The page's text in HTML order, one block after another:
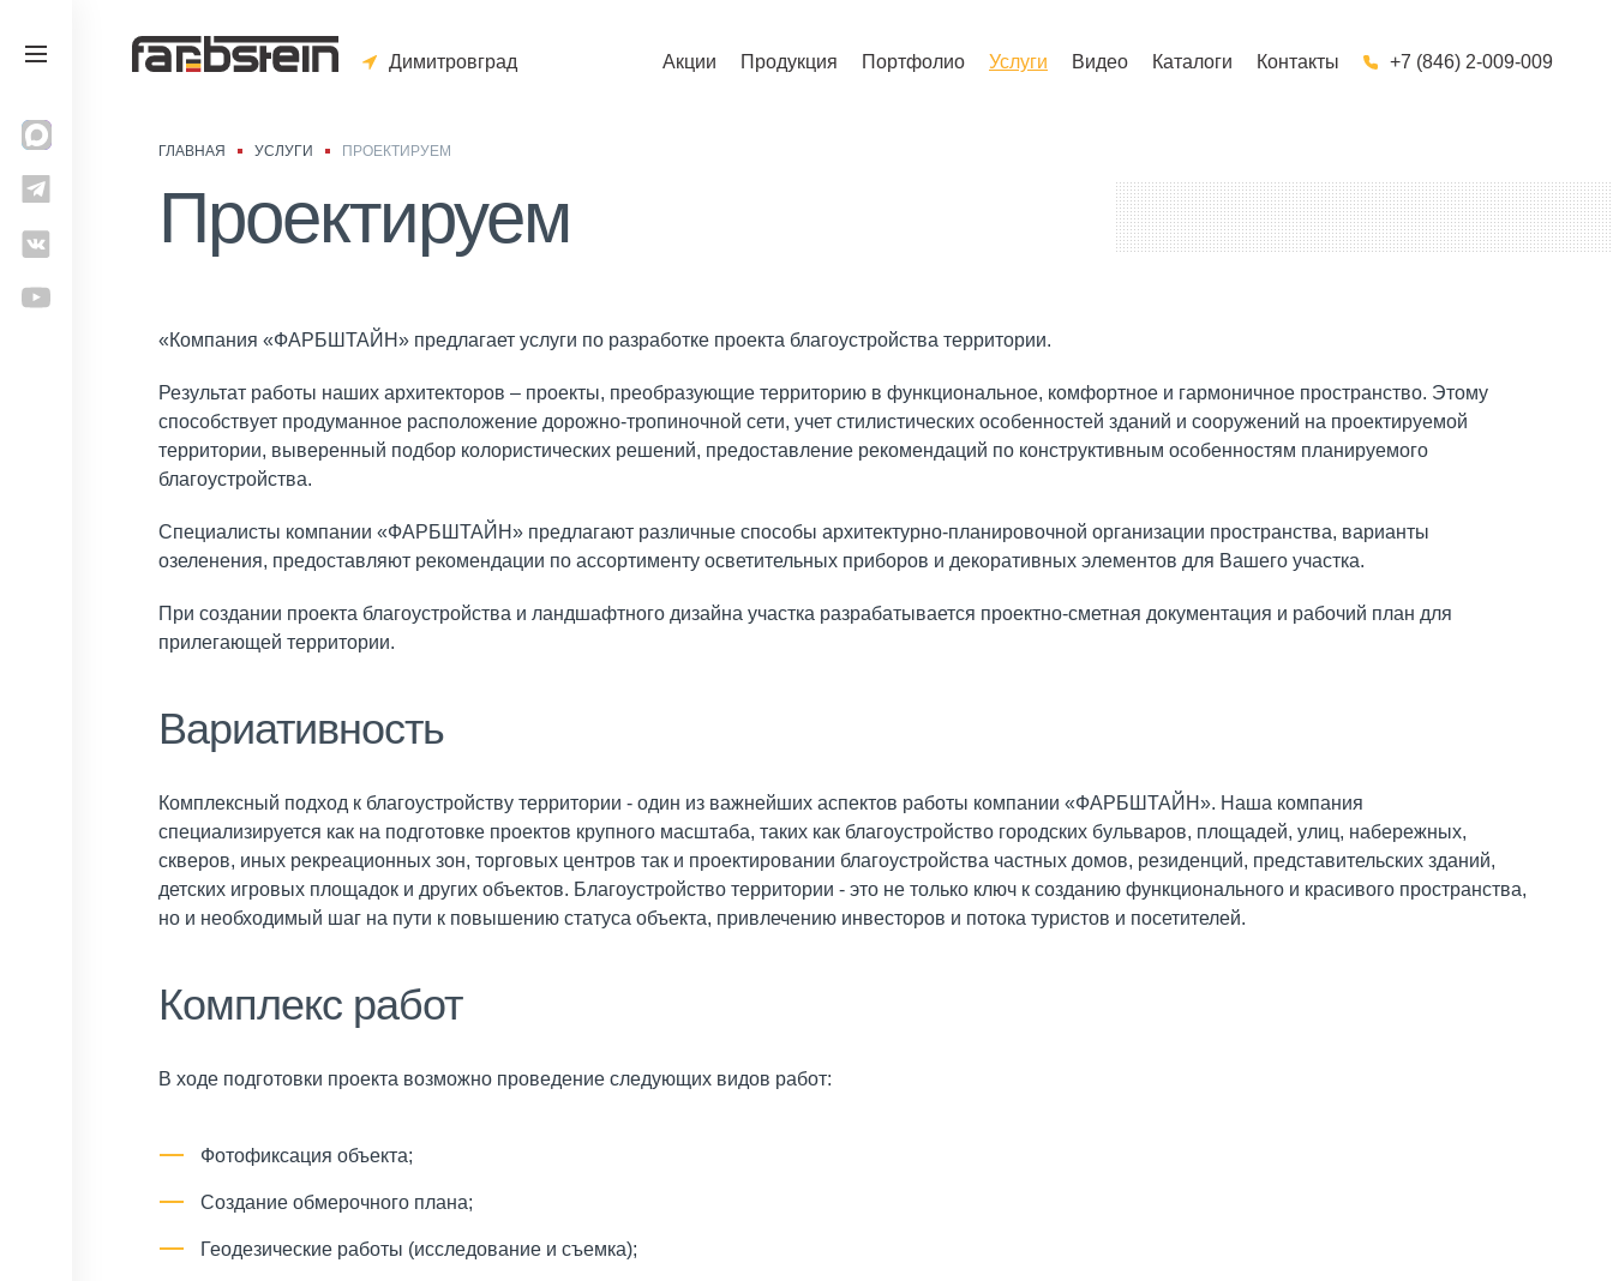
Димитровград Акции Продукция Портфолио Услуги Видео Каталоги Контакты +7 (846) 2-009-009
ГЛАВНАЯ УСЛУГИ ПРОЕКТИРУЕМ
Проектируем
«Компания «ФАРБШТАЙН» предлагает услуги по разработке проекта благоустройства территории.
Результат работы наших архитекторов – проекты, преобразующие территорию в функциональное, комфортное и гармоничное пространство. Этому
способствует продуманное расположение дорожно-тропиночной сети, учет стилистических особенностей зданий и сооружений на проектируемой
территории, выверенный подбор колористических решений, предоставление рекомендаций по конструктивным особенностям планируемого
благоустройства.
Специалисты компании «ФАРБШТАЙН» предлагают различные способы архитектурно-планировочной организации пространства, варианты
озеленения, предоставляют рекомендации по ассортименту осветительных приборов и декоративных элементов для Вашего участка.
При создании проекта благоустройства и ландшафтного дизайна участка разрабатывается проектно-сметная документация и рабочий план для
прилегающей территории.
Вариативность
Комплексный подход к благоустройству территории - один из важнейших аспектов работы компании «ФАРБШТАЙН». Наша компания
специализируется как на подготовке проектов крупного масштаба, таких как благоустройство городских бульваров, площадей, улиц, набережных,
скверов, иных рекреационных зон, торговых центров так и проектировании благоустройства частных домов, резиденций, представительских зданий,
детских игровых площадок и других объектов. Благоустройство территории - это не только ключ к созданию функционального и красивого пространства,
но и необходимый шаг на пути к повышению статуса объекта, привлечению инвесторов и потока туристов и посетителей.
Комплекс работ
В ходе подготовки проекта возможно проведение следующих видов работ:
Фотофиксация объекта;
Создание обмерочного плана;
Геодезические работы (исследование и съемка);